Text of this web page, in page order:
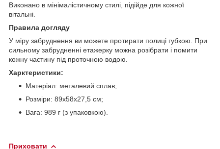
Виконано в мінімалістичному стилі, підійде для кожної
вітальні.
Правила догляду
У міру забруднення ви можете протирати полиці губкою. При
сильному забрудненні етажерку можна розібрати і помити
кожну частину під проточною водою.
Харктеристики:
Матеріал: металевий сплав;
Розміри: 89х58х27,5 см;
Вага: 989 г (з упаковкою).
Приховати